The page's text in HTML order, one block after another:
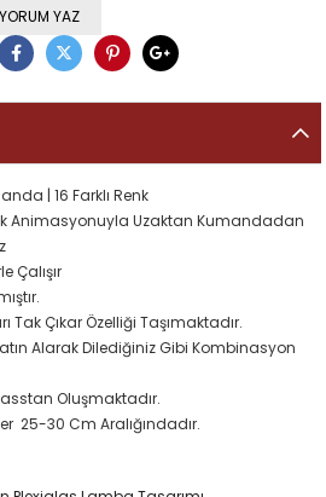
YORUM YAZ
| 16 Farklı Renk
Animasyonuyla Uzaktan Kumandadan
Çalışır
Tak Çıkar Özelliği Taşımaktadır.
Alarak Dilediğiniz Gibi Kombinasyon
Oluşmaktadır.
25-30 Cm Aralığındadır.